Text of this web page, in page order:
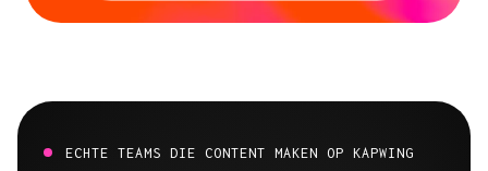
ECHTE TEAMS DIE CONTENT MAKEN OP KAPWING